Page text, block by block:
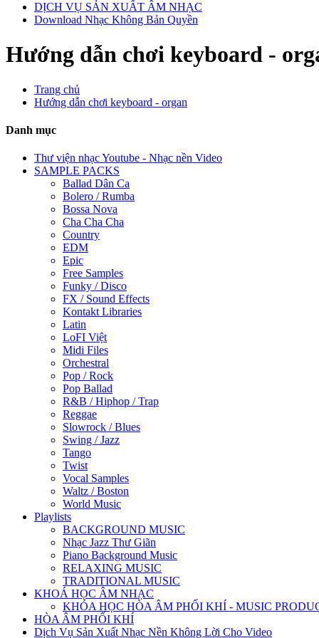
DỊCH VỤ SẢN XUẤT ÂM NHẠC
Download Nhạc Không Bản Quyền
Hướng dẫn chơi keyboard -
Trang chủ
Hướng dẫn chơi keyboard - organ
Danh mục
Thư viện nhạc Youtube - Nhạc nền Video
SAMPLE PACKS
Ballad Dân Ca
Bolero / Rumba
Bossa Nova
Cha Cha Cha
Country
EDM
Epic
Free Samples
Funky / Disco
FX / Sound Effects
Kontakt Libraries
Latin
LoFI Việt
Midi Files
Orchestral
Pop / Rock
Pop Ballad
R&B / Hiphop / Trap
Reggae
Slowrock / Blues
Swing / Jazz
Tango
Twist
Vocal Samples
Waltz / Boston
World Music
Playlists
BACKGROUND MUSIC
Nhạc Jazz Thư Giãn
Piano Background Music
RELAXING MUSIC
TRADITIONAL MUSIC
KHOÁ HỌC ÂM NHẠC
KHÓA HỌC HÒA ÂM PHỐI KHÍ - MUSIC
HÒA ÂM PHỐI KHÍ
Dịch Vụ Sản Xuất Nhạc Nền Không Lời Cho Video